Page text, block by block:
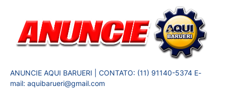
ANUNCIE AQUI BARUERI | CONTATO: (11) 91140-5374 E-
mail: aquibarueri@gmail.com